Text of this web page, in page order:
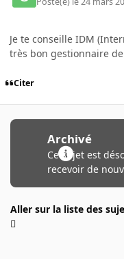
Je te conseille IDM
très bon gestionnaire
Citer
Archivé
Ce sujet est
recevoir de
Aller sur la liste des